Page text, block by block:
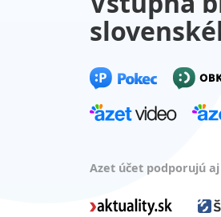
Azet účet podporujú